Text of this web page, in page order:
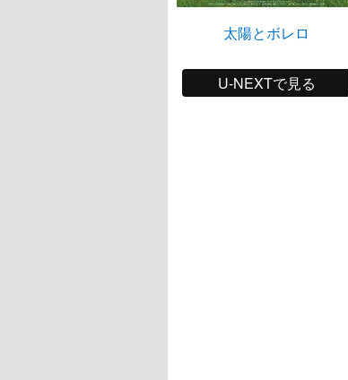
太陽とボレロ
U-NEXTで見る